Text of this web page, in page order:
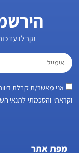
וקבלו
אני מאשר/ת קבלת
וקראתי והסכמתי לתנאי
מפת אתר